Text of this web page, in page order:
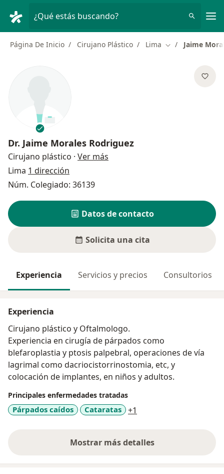
¿Qué estás buscando?
Página De Inicio Cirujano Plástico Lima Cambiar de
Jaime
Dr. Jaime Morales Rodriguez
Cirujano plástico · Ver más
Lima 1 dirección
Núm. Colegiado: 36139
Datos de contacto
Solicita una cita
Experiencia Servicios y precios Consultorios
Experiencia
Cirujano plástico y Oftalmologo.
Experiencia en cirugía de párpados como
blefaroplastia y ptosis palpebral, operaciones de vía
lagrimal como dacriocistorrinostomia, etc, y
colocación de implantes, en niños y adultos.
Principales enfermedades tratadas
Párpados caídos Cataratas +1
Mostrar más detalles
sobre la experiencia